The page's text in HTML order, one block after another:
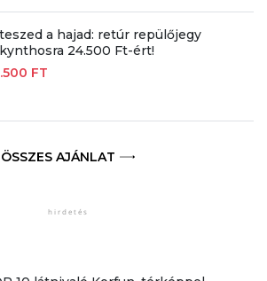
a hajad: retúr repülőjegy
24.500 Ft-ért!
FT
ÖSSZES AJÁNLAT